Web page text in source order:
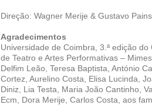
Direção: Wagner Merije & Gustavo Pains
Agradecimentos
Universidade de Coimbra, 3.ª edição do
de Teatro e Artes Performativas –
Delfim Leão, Teresa Baptista, António
Cortez, Aurelino Costa, Elisa Lucinda,
Diniz, Lia Testa, Maria João Cantinho,
Ecm, Dora Merije, Carlos Costa, aos